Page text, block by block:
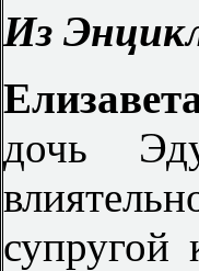
Из
дочь
супругой